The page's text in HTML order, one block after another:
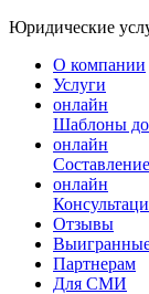
Юридические
О компании
Услуги
онлайн
Шаблоны
онлайн
онлайн
Отзывы
Партнерам
Для СМИ